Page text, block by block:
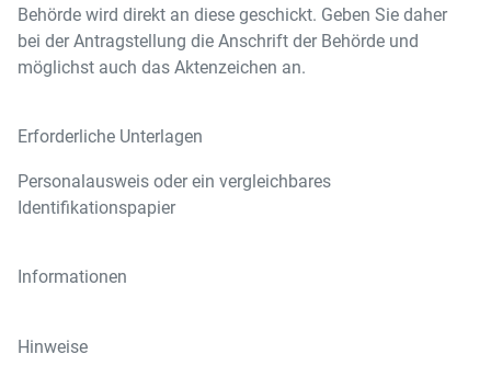
Behörde wird direkt an diese geschickt. Geben Sie daher
bei der Antragstellung die Anschrift der Behörde und
möglichst auch das Aktenzeichen an.
Erforderliche Unterlagen
Personalausweis oder ein vergleichbares
Identifikationspapier
Informationen
Hinweise